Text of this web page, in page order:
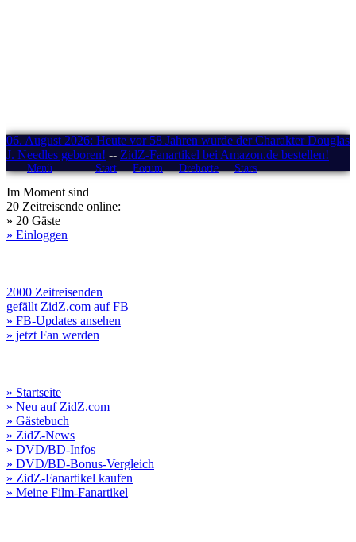
06. August 2026: Heute vor 58 Jahren wurde der Charakter Douglas
J. Needles geboren! -- ZidZ-Fanartikel bei Amazon.de bestellen!
Menü Start Forum Drehorte Stars
Im Moment sind
20 Zeitreisende online:
» 20 Gäste
» Einloggen
2000 Zeitreisenden
gefällt ZidZ.com auf FB
» FB-Updates ansehen
» jetzt Fan werden
» Startseite
» Neu auf ZidZ.com
» Gästebuch
» ZidZ-News
» DVD/BD-Infos
» DVD/BD-Bonus-Vergleich
» ZidZ-Fanartikel kaufen
» Meine Film-Fanartikel